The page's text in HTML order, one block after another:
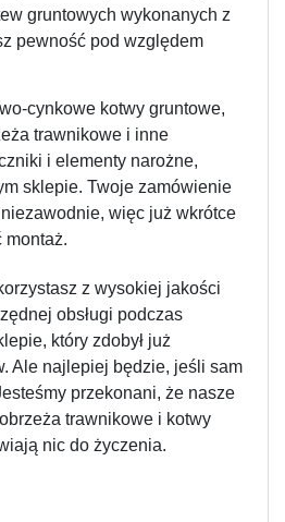
gruntowych wykonanych z
pewność pod względem
cynkowe kotwy gruntowe,
trawnikowe i inne
i elementy narożne,
sklepie. Twoje zamówienie
więc już wkrótce
montaż.
z wysokiej jakości
obsługi podczas
który zdobył już
Ale najlepiej będzie, jeśli sam
przekonani, że nasze
trawnikowe i kotwy
nic do życzenia.